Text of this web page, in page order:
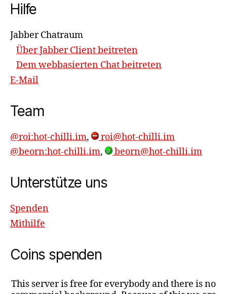
Hilfe
Jabber Chatraum
Über Jabber Client beitreten
Dem webbasierten Chat beitreten
E-Mail
Team
@roi:hot-chilli.im,
roi@hot-chilli.im
@beorn:hot-chilli.im, beorn@hot-chilli.im
Unterstütze uns
Spenden
Mithilfe
Coins spenden
This server is free for everybody and there is no